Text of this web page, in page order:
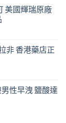
美國輝瑞原廠
非 香港藥店正
性早洩 鹽酸達